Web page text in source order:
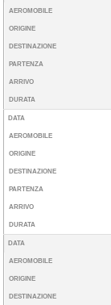
AEROMOBILE
ORIGINE
DESTINAZIONE
PARTENZA
ARRIVO
DURATA
DATA
AEROMOBILE
ORIGINE
DESTINAZIONE
PARTENZA
ARRIVO
DURATA
DATA
AEROMOBILE
ORIGINE
DESTINAZIONE